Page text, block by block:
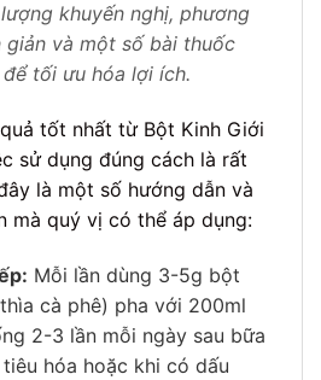
khuyến nghị, phương
giản và một số bài thuốc
tối ưu hóa lợi ích.
tốt nhất từ Bột Kinh Giới
sử dụng đúng cách là rất
là một số hướng dẫn và
mà quý vị có thể áp dụng:
Mỗi lần dùng 3-5g bột
cà phê) pha với 200ml
2-3 lần mỗi ngày sau bữa
hóa hoặc khi có dấu